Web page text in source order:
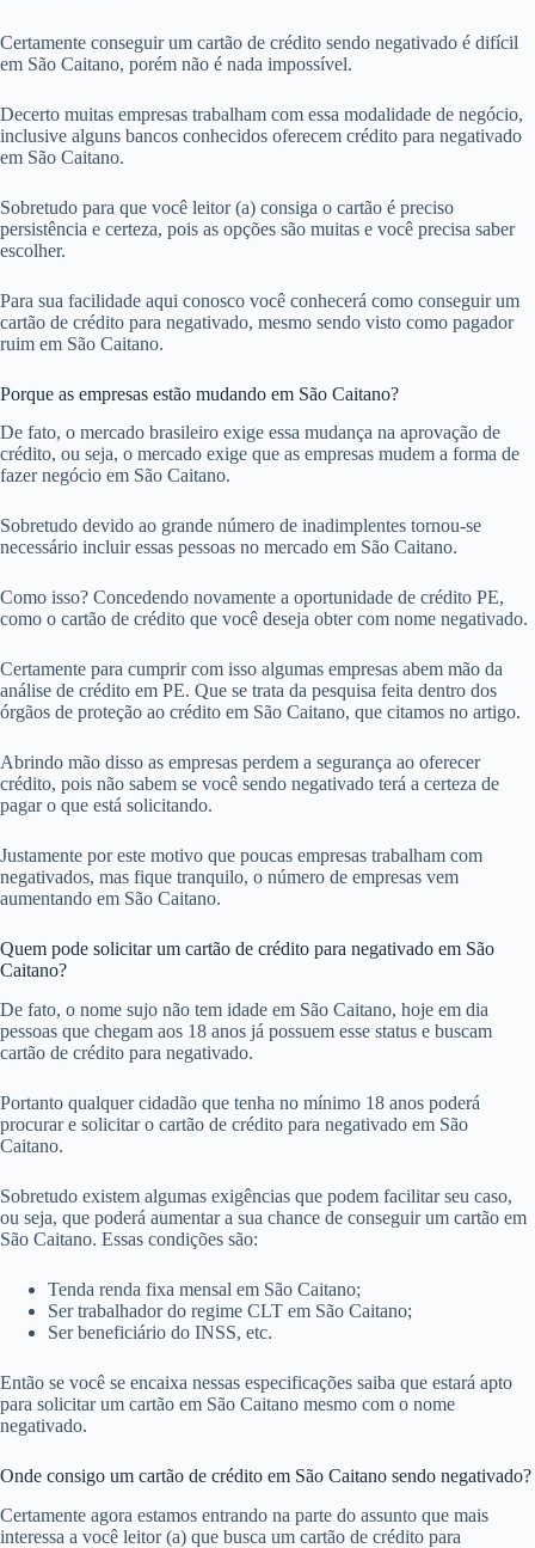
Certamente conseguir um cartão de crédito sendo negativado é difícil
em São Caitano, porém não é nada impossível.
Decerto muitas empresas trabalham com essa modalidade de negócio,
inclusive alguns bancos conhecidos oferecem crédito para negativado
em São Caitano.
Sobretudo para que você leitor (a) consiga o cartão é preciso
persistência e certeza, pois as opções são muitas e você precisa saber
escolher.
Para sua facilidade aqui conosco você conhecerá como conseguir um
cartão de crédito para negativado, mesmo sendo visto como pagador
ruim em São Caitano.
Porque as empresas estão mudando em São Caitano?
De fato, o mercado brasileiro exige essa mudança na aprovação de
crédito, ou seja, o mercado exige que as empresas mudem a forma de
fazer negócio em São Caitano.
Sobretudo devido ao grande número de inadimplentes tornou-se
necessário incluir essas pessoas no mercado em São Caitano.
Como isso? Concedendo novamente a oportunidade de crédito PE,
como o cartão de crédito que você deseja obter com nome negativado.
Certamente para cumprir com isso algumas empresas abem mão da
análise de crédito em PE. Que se trata da pesquisa feita dentro dos
órgãos de proteção ao crédito em São Caitano, que citamos no artigo.
Abrindo mão disso as empresas perdem a segurança ao oferecer
crédito, pois não sabem se você sendo negativado terá a certeza de
pagar o que está solicitando.
Justamente por este motivo que poucas empresas trabalham com
negativados, mas fique tranquilo, o número de empresas vem
aumentando em São Caitano.
Quem pode solicitar um cartão de crédito para negativado em São
Caitano?
De fato, o nome sujo não tem idade em São Caitano, hoje em dia
pessoas que chegam aos 18 anos já possuem esse status e buscam
cartão de crédito para negativado.
Portanto qualquer cidadão que tenha no mínimo 18 anos poderá
procurar e solicitar o cartão de crédito para negativado em São
Caitano.
Sobretudo existem algumas exigências que podem facilitar seu caso,
ou seja, que poderá aumentar a sua chance de conseguir um cartão em
São Caitano. Essas condições são:
Tenda renda fixa mensal em São Caitano;
Ser trabalhador do regime CLT em São Caitano;
Ser beneficiário do INSS, etc.
Então se você se encaixa nessas especificações saiba que estará apto
para solicitar um cartão em São Caitano mesmo com o nome
negativado.
Onde consigo um cartão de crédito em São Caitano sendo negativado?
Certamente agora estamos entrando na parte do assunto que mais
interessa a você leitor (a) que busca um cartão de crédito para